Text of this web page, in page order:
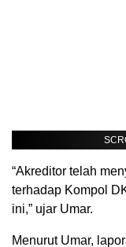
“Akreditor telah
terhadap Kompol
ini,” ujar Umar.
Menurut Umar,